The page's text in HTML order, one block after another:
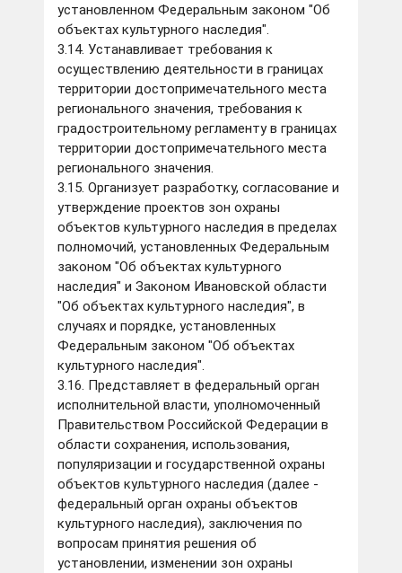
установленном Федеральным законом "Об
объектах культурного наследия".
3.14. Устанавливает требования к
осуществлению деятельности в границах
территории достопримечательного места
регионального значения, требования к
градостроительному регламенту в границах
территории достопримечательного места
регионального значения.
3.15. Организует разработку, согласование и
утверждение проектов зон охраны
объектов культурного наследия в пределах
полномочий, установленных Федеральным
законом "Об объектах культурного
наследия" и Законом Ивановской области
"Об объектах культурного наследия", в
случаях и порядке, установленных
Федеральным законом "Об объектах
культурного наследия".
3.16. Представляет в федеральный орган
исполнительной власти, уполномоченный
Правительством Российской Федерации в
области сохранения, использования,
популяризации и государственной охраны
объектов культурного наследия (далее -
федеральный орган охраны объектов
культурного наследия), заключения по
вопросам принятия решения об
установлении, изменении зон охраны